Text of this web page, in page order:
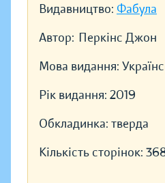
Видавництво: Фабула
Автор: Перкінс Джон
Мова видання:
Рік видання: 2019
Обкладинка: тверда
Кількість сторінок: